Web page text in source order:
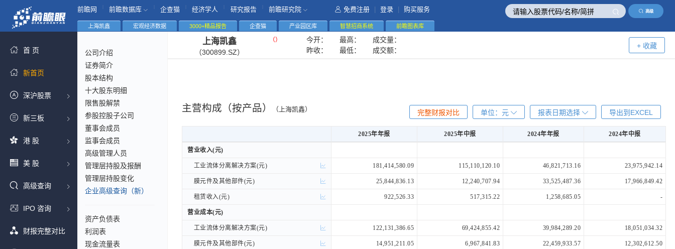
高级
前瞻网 前瞻数据库 企查猫 经济学人 研究报告 前瞻研究院 免费注册 登录 购买服务
首 页
新首页
深沪股票
新三板
港 股
美 股
高级查询
IPO 咨询
财报完整对比
上海凯鑫 宏观经济数据 3000+精品报告 企查猫 产业园区库 智慧招商系统 前瞻图表库
公司介绍
证券简介
股本结构
十大股东明细
限售股解禁
参股控股子公司
董事会成员
监事会成员
高级管理人员
管理层持股及报酬
管理层持股变化
企业高级查询（新）
资产负债表
利润表
现金流量表
上海凯鑫
（300899.SZ）
（） 今开： 最高：
成交量：
昨收：
最低： 成交额：
+ 收藏
主营构成（按产品） （上海凯鑫） 导出到EXCEL
报表日期选择
单位： 元
完整财报对比
2025年年报 2025年中报 2024年年报
2024年中报
营业收入(元)
工业流体分离解决方案(元) 181,414,580.09 115,110,120.10 46,821,713.16 23,975,942.14
膜元件及其他部件(元) 25,844,836.13 12,240,707.94 33,525,487.36 17,966,849.42
租赁收入(元) 922,526.33 517,315.22 1,258,685.05 -
营业成本(元)
工业流体分离解决方案(元) 122,131,386.65 69,424,855.42 39,984,289.20 18,051,034.32
膜元件及其他部件(元) 14,951,211.05 6,967,841.83 22,459,933.57 12,302,612.50
营业收入(元)
工业流体分离解决方案(元)
膜元件及其他部件(元)
租赁收入(元)
营业成本(元)
工业流体分离解决方案(元)
膜元件及其他部件(元)